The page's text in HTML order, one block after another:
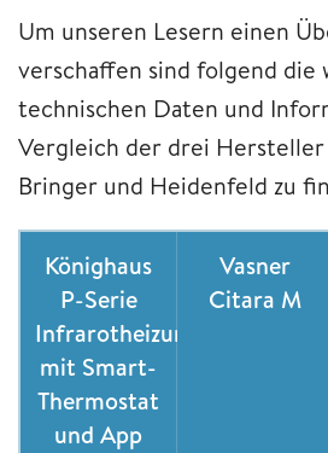
Um unseren Lesern einen
verschaffen sind folgend die
technischen Daten und
Vergleich der drei Hersteller
Bringer und Heidenfeld zu
Könighaus
P-Serie
Infrarotheizung
mit Smart-
Thermostat
und App
Vasner
Citara M